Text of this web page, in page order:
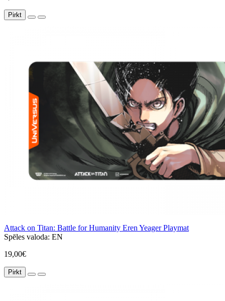
Pirkt
Attack on Titan: Battle for Humanity Eren Yeager Playmat
Spēles valoda: EN
19,00€
Pirkt